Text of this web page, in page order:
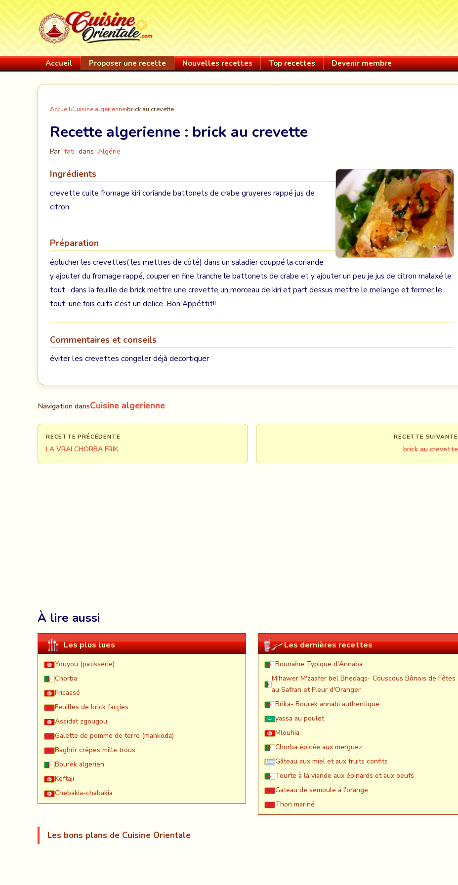
Accueil Proposer une recette Nouvelles recettes Top recettes Devenir membre
Accueil›Cuisine algerienne›brick au crevette
Recette algerienne : brick au crevette
Par fati dans Algérie
Ingrédients
crevette cuite fromage kiri coriande battonets de crabe gruyeres rappé jus de
citron
Préparation
éplucher les crevettes( les mettres de côté) dans un saladier couppé la coriande
y ajouter du fromage rappé, couper en fine tranche le battonets de crabe et y ajouter un peu je jus de citron malaxé le
tout. dans la feuille de brick mettre une crevette un morceau de kiri et part dessus mettre le melange et fermer le
tout. une fois cuits c'est un delice. Bon Appéttit!!
Commentaires et conseils
éviter les crevettes congeler déjà decortiquer
Navigation dansCuisine algerienne
RECETTE PRÉCÉDENTE
LA VRAI CHORBA FRIK
RECETTE SUIVANTE
brick au crevette
À lire aussi
Les plus lues
Youyou (patisserie)
Chorba
Fricassé
Feuilles de brick farçies
Assidat zgougou
Galette de pomme de terre (mahkoda)
Baghrir crêpes mille trous
Bourek algerien
Keftaji
Chebakia-chabakia
Les dernières recettes
Bounaïne Typique d'Annaba
M'hawer M'zaafer bel Bnedaqs- Couscous Bônois de Fêtes
au Safran et Fleur d'Oranger
Brika- Bourek annabi authentique
yassa au poulet
Mlouhia
Chorba épicée aux merguez
Gâteau aux miel et aux fruits confits
Tourte à la viande aux épinards et aux oeufs
Gateau de semoule à l'orange
Thon mariné
Les bons plans de Cuisine Orientale